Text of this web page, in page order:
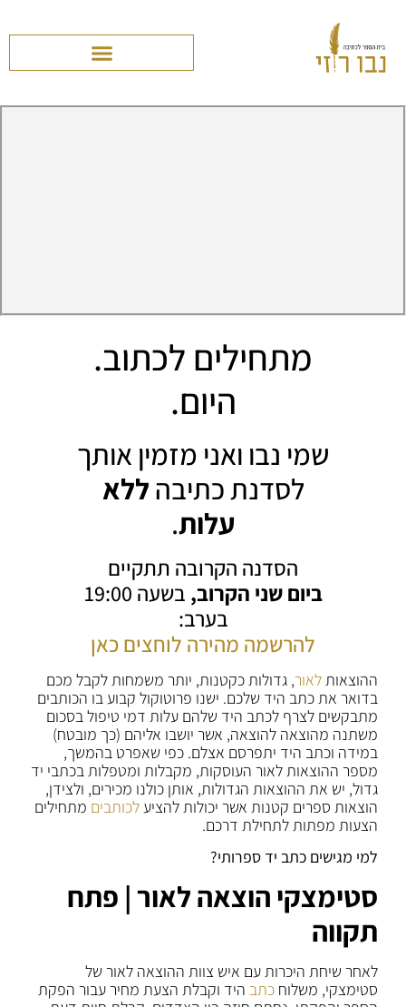
מתחילים לכתוב.
היום.
שמי נבו ואני מזמין אותך
לסדנת כתיבהללא
עלות.
הסדנה הקרובה תתקיים
ביום שני הקרוב,
בשעה 19:00
בערב:
להרשמה מהירה לוחצים כאן
ההוצאותלאור, גדולות כקטנות, יותר משמחות לקבל מכם
בדואר את כתב היד שלכם. ישנו פרוטוקול קבוע בו הכותבים
מתבקשים לצרף לכתב היד שלהם עלות דמי טיפול בסכום
משתנה מהוצאה להוצאה, אשר יושבו אליהם (כך מובטח)
במידה וכתב היד יתפרסם אצלם. כפי שאפרט בהמשך,
מספר ההוצאות לאור העוסקות, מקבלות ומטפלות בכתבי יד
גדול, יש את ההוצאות הגדולות, אותן כולנו מכירים, ולצידן,
הוצאות ספרים קטנות אשר יכולות להציעלכותבים מתחילים
הצעות מפתות לתחילת דרכם.
למי מגישים כתב יד ספרותי?
סטימצקי הוצאה לאור | פתח
תקווה
לאחר שיחת היכרות עם איש צוות ההוצאה לאור של
סטימצקי, משלוחכתב היד וקבלת הצעת מחיר עבור הפקת